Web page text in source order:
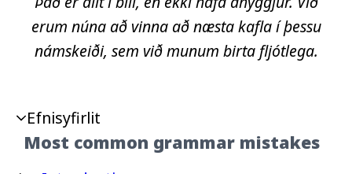
erum núna að vinna að næsta kafla í þessu
námskeiði, sem við munum birta fljótlega.
Efnisyfirlit
Most common grammar mistakes